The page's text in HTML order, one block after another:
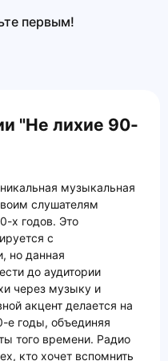
первым!
"Не лихие 90-
музыкальная
слушателям
х годов. Это
с
но данная
до аудитории
через музыку и
акцент делается на
е годы, объединяя
того времени. Радио
кто хочет вспомнить